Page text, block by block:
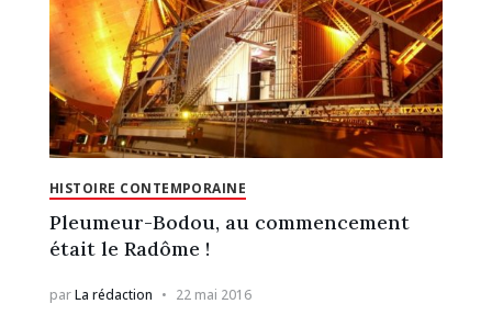
HISTOIRE CONTEMPORAINE
Pleumeur-Bodou, au commencement
était le Radôme !
parLa rédaction 22 mai 2016